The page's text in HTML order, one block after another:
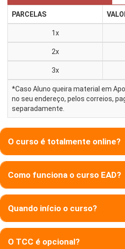
PARCELAS
1x
2x
3x
*Caso Aluno queira material em
no seu endereço, pelos correios,
separadamente.
O curso é totalmente online?
Como funciona o curso EAD?
Quando início o curso?
O TCC é opcional?